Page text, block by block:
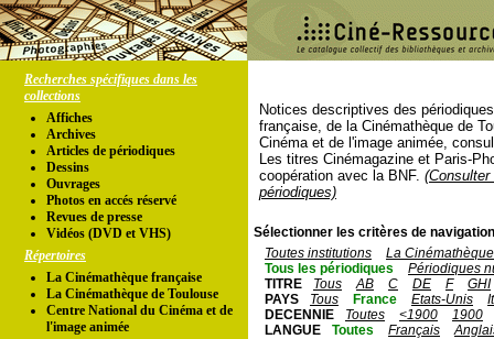
Recherches spécifiques dans les
collections
Affiches
Archives
Articles de périodiques
Dessins
Ouvrages
Photos en accés réservé
Revues de presse
Vidéos (DVD et VHS)
Répertoires
La Cinémathèque française
La Cinémathèque de Toulouse
Centre National du Cinéma et de
l'image animée
Notices descriptives des
française, de la Cinémathèque de
Cinéma et de l'image animée,
Les titres Cinémagazine et Paris-
coopération avec la BNF.
périodiques)
Sélectionner les critères de
Toutes institutions
La
Tous les périodiques
Périodiques
TITRE
Tous AB C DE F
GHI
PAYS
Tous France Etats-Unis
DECENNIE
Toutes <1900
1900
LANGUE
Toutes Français